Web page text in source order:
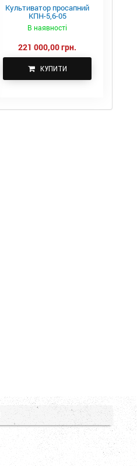
Культиватор просапний
КПН-5,6-05
В наявності
221 000,00 грн.
КУПИТИ